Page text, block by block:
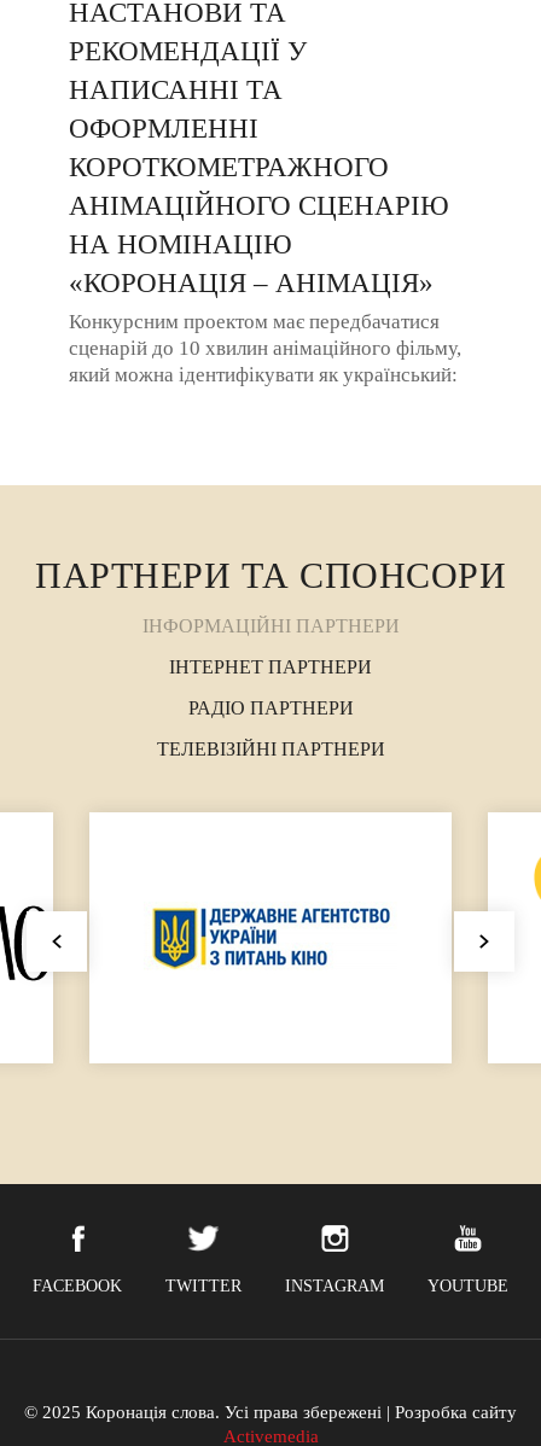
НАСТАНОВИ ТА
РЕКОМЕНДАЦІЇ У
НАПИСАННІ ТА
ОФОРМЛЕННІ
КОРОТКОМЕТРАЖНОГО
АНІМАЦІЙНОГО СЦЕНАРІЮ
НА НОМІНАЦІЮ
«КОРОНАЦІЯ – АНІМАЦІЯ»
Конкурсним проектом має передбачатися
сценарій до 10 хвилин анімаційного фільму,
який можна ідентифікувати як український:
ПАРТНЕРИ ТА СПОНСОРИ
ІНФОРМАЦІЙНІ ПАРТНЕРИ
ІНТЕРНЕТ ПАРТНЕРИ
РАДІО ПАРТНЕРИ
ТЕЛЕВІЗІЙНІ ПАРТНЕРИ
FACEBOOK TWITTER INSTAGRAM YOUTUBE
© 2025 Коронація слова. Усі права збережені | Розробка сайту
Activemedia